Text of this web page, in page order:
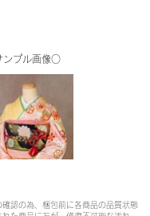
プル画像○
認の為、梱包前に各商品の品質状態